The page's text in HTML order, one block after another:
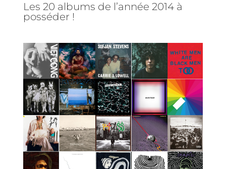
Les 20 albums de l’année 2014 à
posséder !